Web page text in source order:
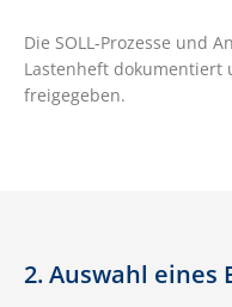
Die SOLL-Prozesse und
Lastenheft dokumentiert
freigegeben.
2. Auswahl eines